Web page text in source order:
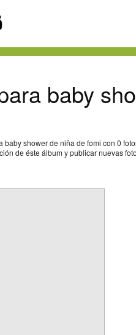
baby
baby shower de niña de fomi con 0
de éste álbum y publicar nuevas